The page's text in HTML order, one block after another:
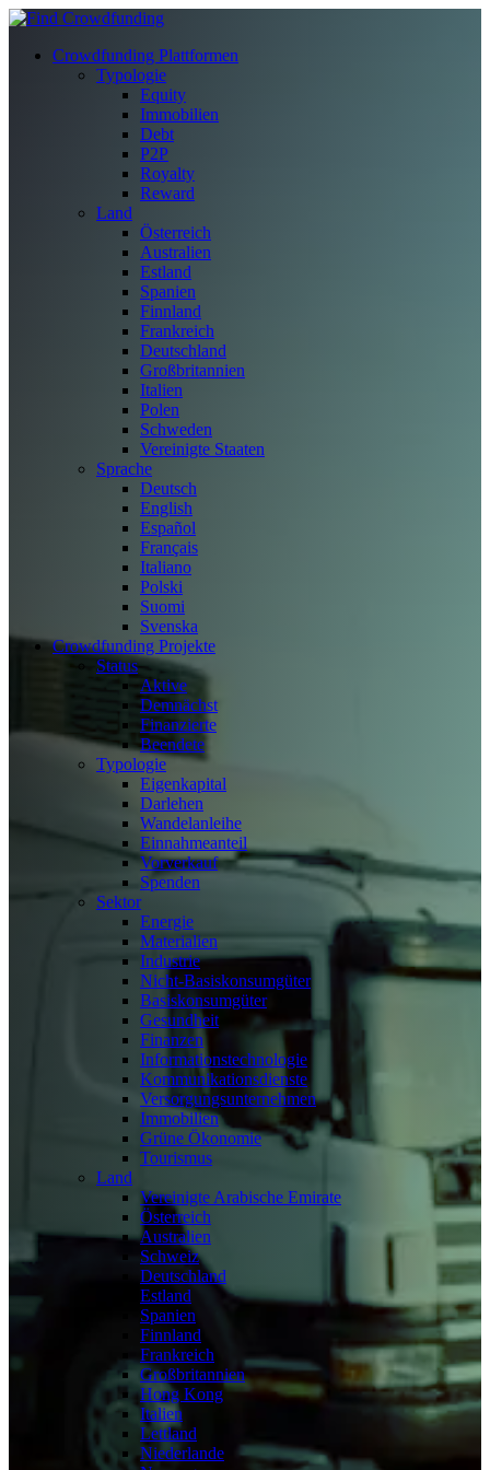
Crowdfunding Plattformen
Typologie
Equity
Immobilien
Debt
P2P
Royalty
Reward
Land
Österreich
Australien
Estland
Spanien
Finnland
Frankreich
Deutschland
Großbritannien
Italien
Polen
Schweden
Vereinigte Staaten
Sprache
Deutsch
English
Español
Français
Italiano
Polski
Suomi
Svenska
Crowdfunding Projekte
Status
Aktive
Demnächst
Finanzierte
Beendete
Typologie
Eigenkapital
Darlehen
Wandelanleihe
Einnahmeanteil
Vorverkauf
Spenden
Sektor
Energie
Materialien
Industrie
Nicht-Basiskonsumgüter
Basiskonsumgüter
Gesundheit
Finanzen
Informationstechnologie
Kommunikationsdienste
Versorgungsunternehmen
Immobilien
Grüne Ökonomie
Tourismus
Land
Vereinigte Arabische Emirate
Österreich
Australien
Schweiz
Deutschland
Estland
Spanien
Finnland
Frankreich
Großbritannien
Hong Kong
Italien
Lettland
Niederlande